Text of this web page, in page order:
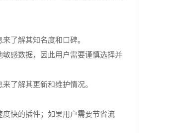
了解其知名度和口碑。
感数据，因此用户需要谨慎选择并
了解其更新和维护情况。
快的插件；如果用户需要节省流